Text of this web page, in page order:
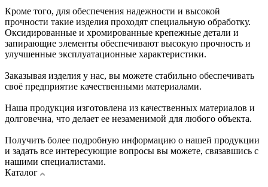
Кроме того, для обеспечения надежности и высокой
прочности такие изделия проходят специальную обработку.
Оксидированные и хромированные крепежные детали и
запирающие элементы обеспечивают высокую прочность и
улучшенные эксплуатационные характеристики.
Заказывая изделия у нас, вы можете стабильно обеспечивать
своё предприятие качественными материалами.
Наша продукция изготовлена из качественных материалов и
долговечна, что делает ее незаменимой для любого объекта.
Получить более подробную информацию о нашей продукции
и задать все интересующие вопросы вы можете, связавшись с
нашими специалистами.
Каталог